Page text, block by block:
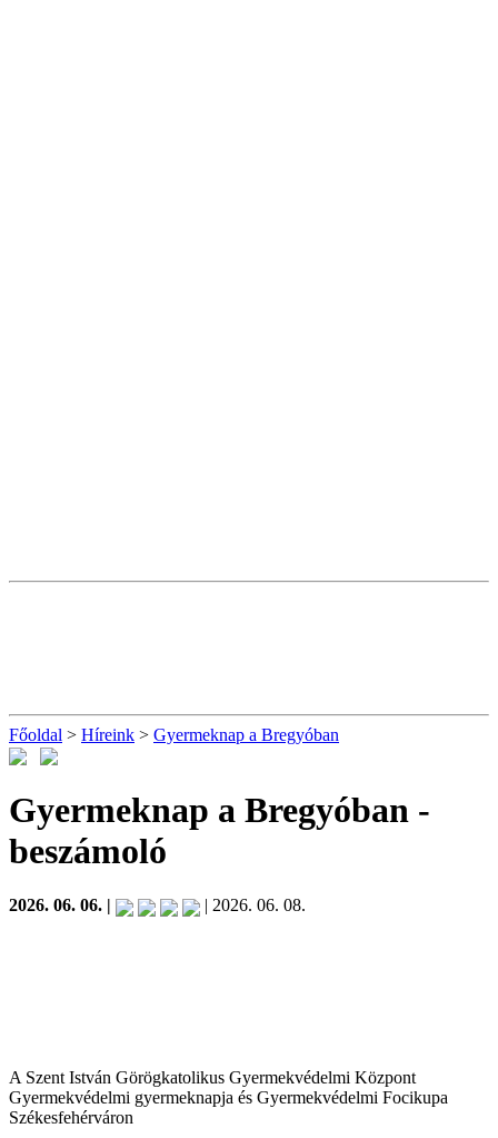
Főoldal > Híreink > Gyermeknap a Bregyóban
Gyermeknap a Bregyóban -
beszámoló
2026. 06. 06. | | 2026. 06. 08.
A Szent István Görögkatolikus Gyermekvédelmi Központ
Gyermekvédelmi gyermeknapja és Gyermekvédelmi Focikupa
Székesfehérváron